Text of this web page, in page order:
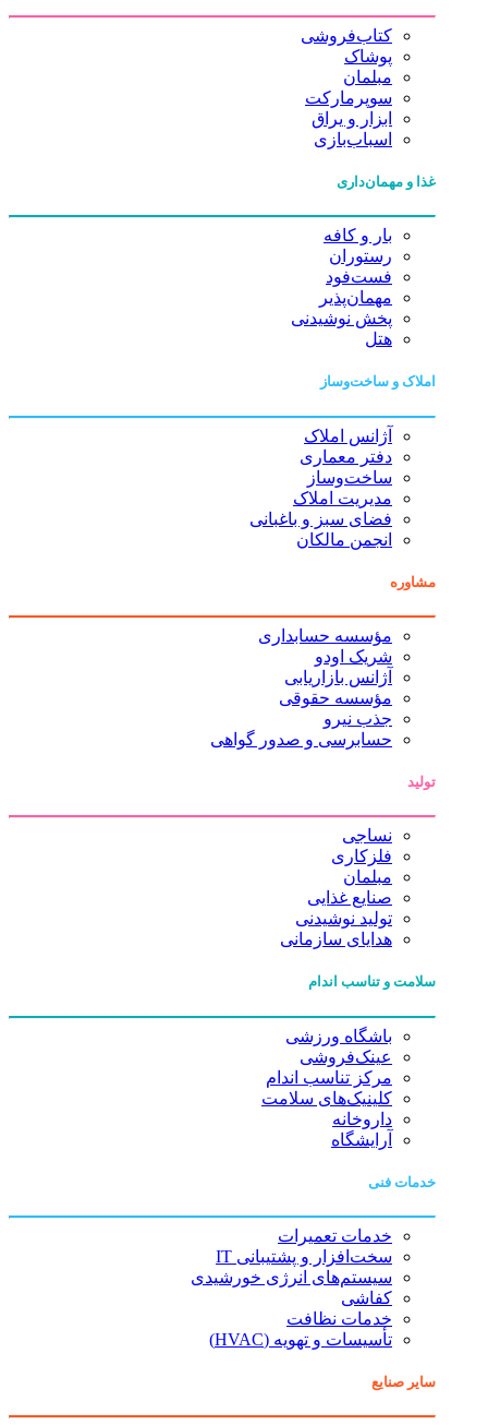
کتاب‌فروشی
پوشاک
مبلمان
سوپرمارکت
ابزار و یراق
اسباب‌بازی
غذا و مهمان‌داری
بار و کافه
رستوران
فست‌فود
مهمان‌پذیر
پخش نوشیدنی
هتل
املاک و ساخت‌وساز
آژانس املاک
دفتر معماری
ساخت‌وساز
مدیریت املاک
فضای سبز و باغبانی
انجمن مالکان
مشاوره
مؤسسه حسابداری
شریک اودو
آژانس بازاریابی
مؤسسه حقوقی
جذب نیرو
حسابرسی و صدور گواهی
تولید
نساجی
فلزکاری
مبلمان
صنایع غذایی
تولید نوشیدنی
هدایای سازمانی
سلامت و تناسب اندام
باشگاه ورزشی
عینک‌فروشی
مرکز تناسب اندام
کلینیک‌های سلامت
داروخانه
آرایشگاه
خدمات فنی
خدمات تعمیرات
سخت‌افزار و پشتیبانی IT
سیستم‌های انرژی خورشیدی
کفاشی
خدمات نظافت
تأسیسات و تهویه (HVAC)
سایر صنایع